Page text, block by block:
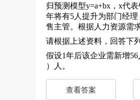
归预测模型y=a+bx，x代
年将有5人提升为部门经
售主管。根据人力资源需
请根据上述资料，回答下
假设1年后该企业需新增
）人。
查看答案